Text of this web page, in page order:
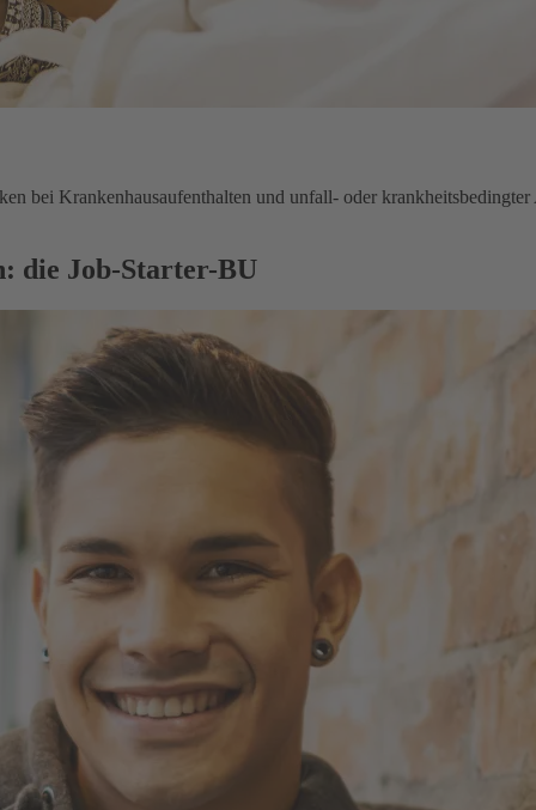
bei Krankenhausaufenthalten und unfall- oder
die Job-Starter-BU